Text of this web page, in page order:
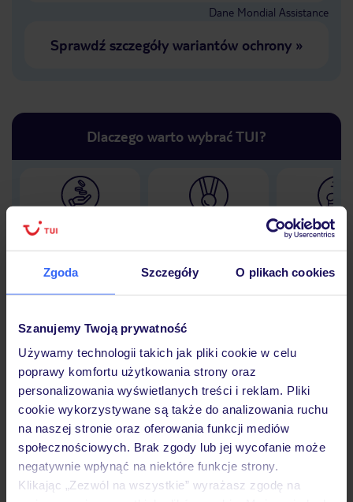
Zgoda Szczegóły O plikach cookies
Szanujemy Twoją prywatność
Używamy technologii takich jak pliki cookie w celu
poprawy komfortu użytkowania strony oraz
personalizowania wyświetlanych treści i reklam. Pliki
cookie wykorzystywane są także do analizowania ruchu
na naszej stronie oraz oferowania funkcji mediów
społecznościowych. Brak zgody lub jej wycofanie może
negatywnie wpłynąć na niektóre funkcje strony.
Klikając „Zezwól na wszystkie” wyrażasz zgodę na
Dane Mondial Assistance
Sprawdź szczegóły wariantów ochrony»
Dlaczego warto wybrać TUI?
Lider niskich cen 30 lat w
Hotel
Opinie
Pokoje